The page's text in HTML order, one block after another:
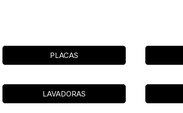
PLACAS
LAVADORAS